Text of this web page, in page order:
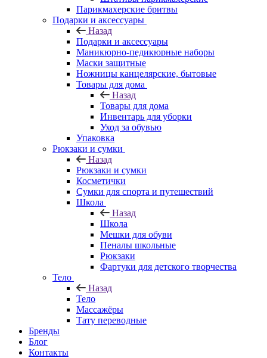
Парикмахерские бритвы
Подарки и аксессуары
Назад
Подарки и аксессуары
Маникюрно-педикюрные наборы
Маски защитные
Ножницы канцелярские, бытовые
Товары для дома
Назад
Товары для дома
Инвентарь для уборки
Уход за обувью
Упаковка
Рюкзаки и сумки
Назад
Рюкзаки и сумки
Косметички
Сумки для спорта и путешествий
Школа
Назад
Школа
Мешки для обуви
Пеналы школьные
Рюкзаки
Фартуки для детского творчества
Тело
Назад
Тело
Массажёры
Тату переводные
Бренды
Блог
Контакты